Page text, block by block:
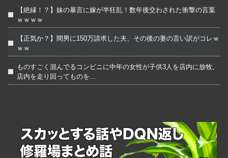
【絶縁！？】妹の暴言に嫁が半狂乱！数年後交わされた衝撃の言葉
ｗｗｗｗ
【正気か？】間男に150万請求した夫、その後の妻の言い訳がコレｗ
ｗｗ
ものすごく混んでるコンビニに中年の女性が子供3人を店内に放牧。
店内を走り回ってものを…